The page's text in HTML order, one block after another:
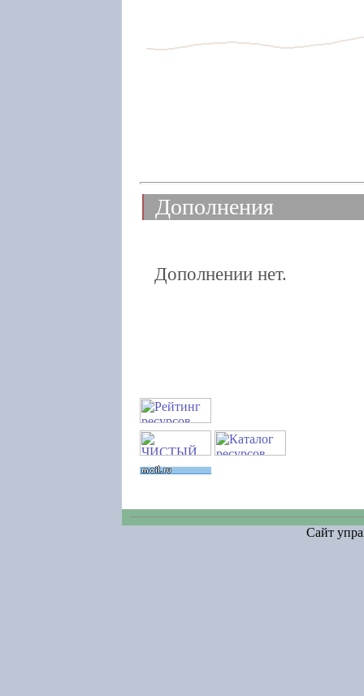
Дополнения
Дополнении нет.
Сайт